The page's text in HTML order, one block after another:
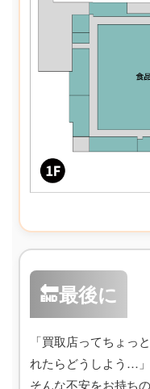
🔚最後に
「買取店ってちょっ
れたらどうしよう…」
そんな不安をお持ち